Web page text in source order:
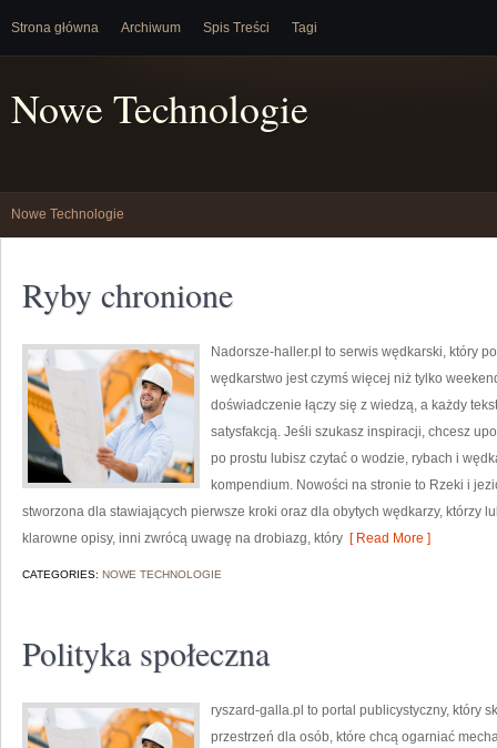
Strona główna Archiwum Spis Treści Tagi
Nowe Technologie
Nowe Technologie
Ryby chronione
Nadorsze-haller.pl to serwis wędkarski, który
wędkarstwo jest czymś więcej niż tylko
doświadczenie łączy się z wiedzą, a każdy
satysfakcją. Jeśli szukasz inspiracji, chcesz
po prostu lubisz czytać o wodzie, rybach i
kompendium. Nowości na stronie to Rzeki i
stworzona dla stawiających pierwsze kroki oraz dla obytych wędkarzy, którzy
klarowne opisy, inni zwrócą uwagę na drobiazg, który [ Read More ]
CATEGORIES: NOWE TECHNOLOGIE
Polityka społeczna
ryszard-galla.pl to portal publicystyczny, który
przestrzeń dla osób, które chcą ogarniać